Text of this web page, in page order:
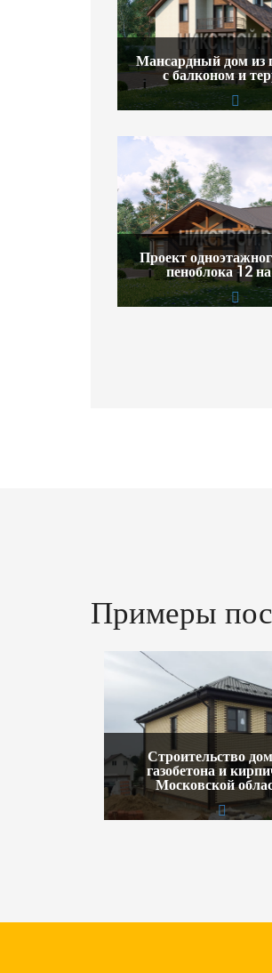
Мансардный дом из
с балконом и
Проект
пеноблока 12
Примеры
Строительство
газобетона и
Московской